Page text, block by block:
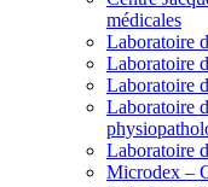
médicales
Laboratoire
Laboratoire
Laboratoire
Laboratoire
Laboratoire
Microdex –